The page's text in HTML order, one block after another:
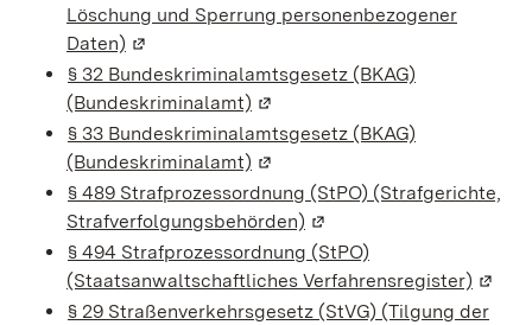
Löschung und Sperrung personenbezogener
Daten) (Wird in einem neuen Fenster geöffnet)
§ 32 Bundeskriminalamtsgesetz (BKAG)
(Bundeskriminalamt) (Wird in einem neuen Fenster
§ 33 Bundeskriminalamtsgesetz (BKAG)
(Bundeskriminalamt) (Wird in einem neuen Fenster
§ 489 Strafprozessordnung (StPO) (Strafgerichte,
Strafverfolgungsbehörden) (Wird in einem neuen
§ 494 Strafprozessordnung (StPO)
(Staatsanwaltschaftliches Verfahrensregister) (Wird
§ 29 Straßenverkehrsgesetz (StVG) (Tilgung der